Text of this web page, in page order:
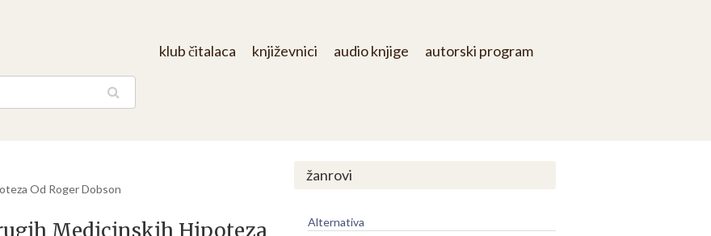
klub čitalaca književnici audio knjige autorski program
Od Roger Dobson
Medicinskih Hipoteza
žanrovi
Alternativa